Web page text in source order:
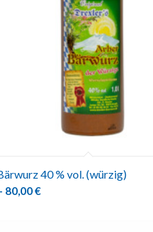
40 % vol. (würzig)
80,00€